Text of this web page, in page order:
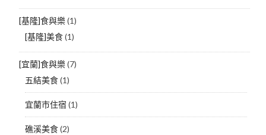
[基隆]食與樂(1)
[基隆]美食(1)
[宜蘭]食與樂(7)
五結美食(1)
宜蘭市住宿 (1)
礁溪美食(2)